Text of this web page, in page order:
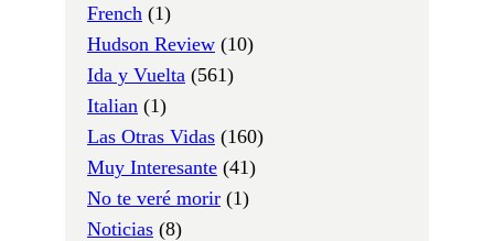
French (1)
Hudson Review (10)
Ida y Vuelta (561)
Italian (1)
Las Otras Vidas (160)
Muy Interesante (41)
No te veré morir (1)
Noticias (8)